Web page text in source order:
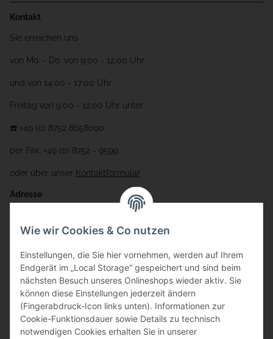
Kontakt
Sie erreichen uns
von Mo. - Do. von 9:00 - 12:00 Uhr
und von 14:00 - 17:00 Uhr
Freitag von 9:00 - 12:00 Uhr unter:
☎️ +49 (0) 8752 8658090
per Fax: +49 (0) 8752 - 9599
oder über unser Kontaktformular
Adresse
Gewerbering 17
84072 Au i.d. Hallertau
info@bauer-tore.de
Wie wir Cookies & Co nutzen
Einstellungen, die Sie hier vornehmen, werden auf Ihrem
Endgerät im „Local Storage“ gespeichert und sind beim
nächsten Besuch unseres Onlineshops wieder aktiv. Sie
können diese Einstellungen jederzeit ändern
(Fingerabdruck-Icon links unten). Informationen zur
Cookie-Funktionsdauer sowie Details zu technisch
notwendigen Cookies erhalten Sie in unserer